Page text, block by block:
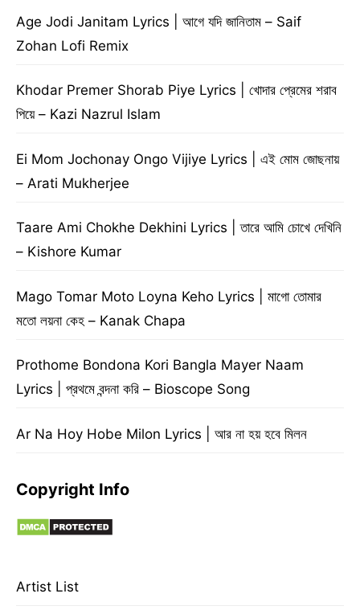
Age Jodi Janitam Lyrics | আগে যদি জানিতাম – Saif
Zohan Lofi Remix
Khodar Premer Shorab Piye Lyrics | খোদার প্রেমের শরাব
পিয়ে – Kazi Nazrul Islam
Ei Mom Jochonay Ongo Vijiye Lyrics | এই মোম জোছনায়
– Arati Mukherjee
Taare Ami Chokhe Dekhini Lyrics | তারে আমি চোখে দেখিনি
– Kishore Kumar
Mago Tomar Moto Loyna Keho Lyrics | মাগো তোমার
মতো লয়না কেহ – Kanak Chapa
Prothome Bondona Kori Bangla Mayer Naam
Lyrics | প্রথমে বন্দনা করি – Bioscope Song
Ar Na Hoy Hobe Milon Lyrics | আর না হয় হবে মিলন
Copyright Info
Artist List